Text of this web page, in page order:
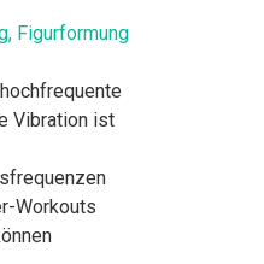
Figurformung
Vibration ist
Workouts